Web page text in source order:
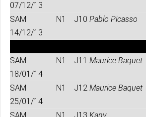
07/12/13
SAM
14/12/13
N1 J10 Pablo Picasso
SAM
18/01/14
N1 J11 Maurice Baquet
SAM
25/01/14
N1 J12 Maurice Baquet